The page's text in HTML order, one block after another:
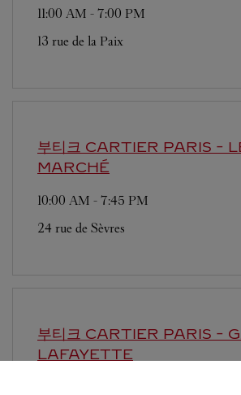
11:00 AM - 7:00 PM
13 rue de la Paix
부티크 CARTIER PARIS -
MARCHÉ
10:00 AM - 7:45 PM
24 rue de Sèvres
부티크 CARTIER PARIS -
LAFAYETTE